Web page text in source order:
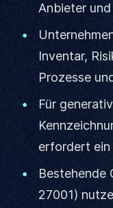
Anbieter
Inventar,
Prozesse
Für
erfordert ein
Bestehende
27001)